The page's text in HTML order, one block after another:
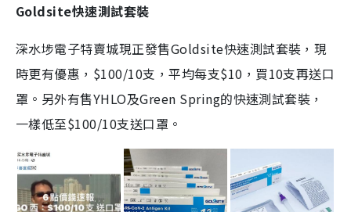
Goldsite快速測試套裝
深水埗電子特賣城現正發售Goldsite快速測試套裝，現
時更有優惠，$100/10支，平均每支$10，買10支再送口
罩。另外有售YHLO及Green Spring的快速測試套裝，
一樣低至$100/10支送口罩。